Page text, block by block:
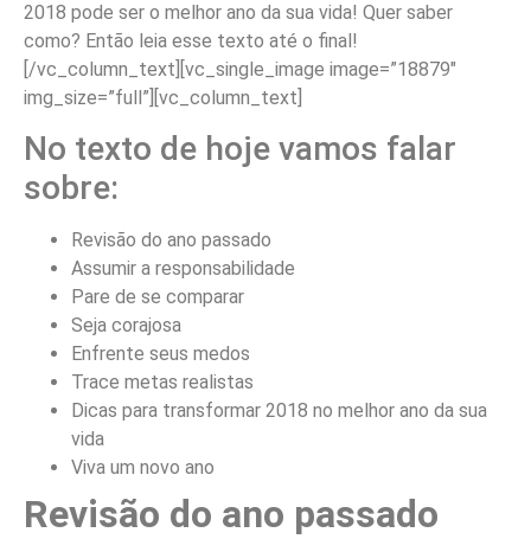
2018 pode ser o melhor ano da sua vida! Quer saber
como? Então leia esse texto até o final!
[/vc_column_text][vc_single_image image=”18879″
img_size=”full”][vc_column_text]
No texto de hoje vamos falar
sobre:
Revisão do ano passado
Assumir a responsabilidade
Pare de se comparar
Seja corajosa
Enfrente seus medos
Trace metas realistas
Dicas para transformar 2018 no melhor ano da sua
vida
Viva um novo ano
Revisão do ano passado